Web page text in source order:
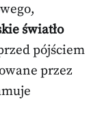
światło
pójściem
przez